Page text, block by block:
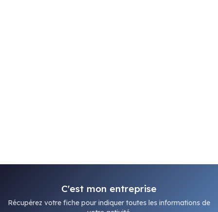
C'est mon entreprise
Récupérez votre fiche pour indiquer toutes les informations de